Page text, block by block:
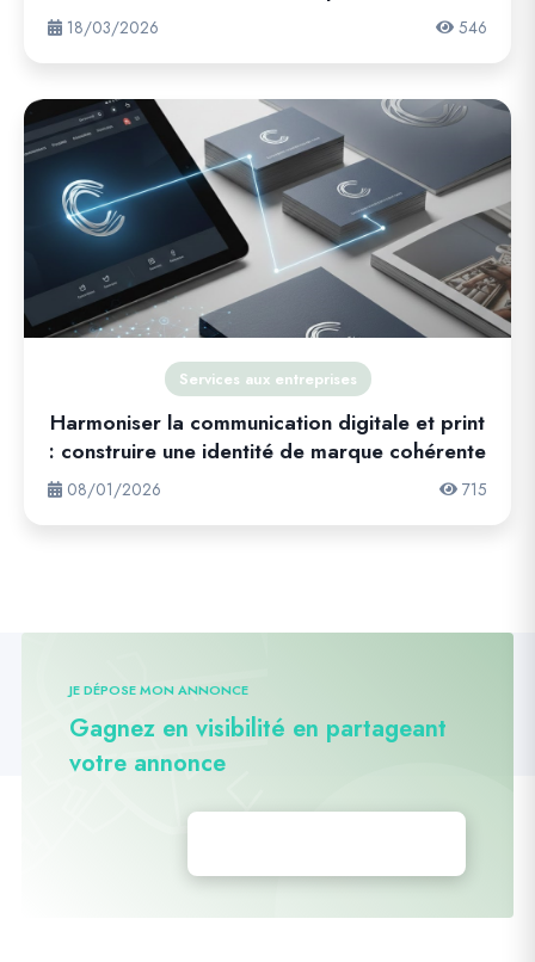
18/03/2026 546
Services aux entreprises
Harmoniser la communication digitale et print
: construire une identité de marque cohérente
08/01/2026 715
JE DÉPOSE MON ANNONCE
Gagnez en visibilité en partageant
votre annonce